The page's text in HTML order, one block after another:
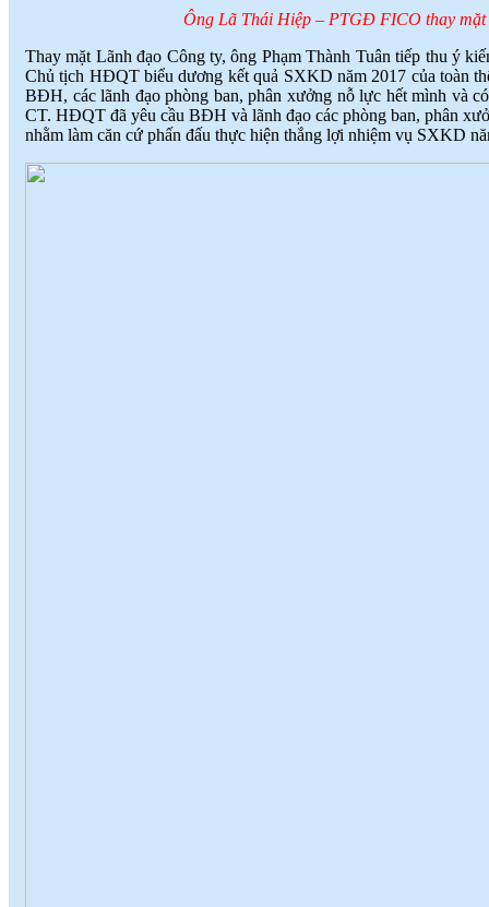
Ông Lã Thái Hiệp – PTGĐ FICO thay
Thay mặt Lãnh đạo Công ty, ông Phạm Thành Tuân tiếp thu ý
Chủ tịch HĐQT biểu dương kết quả SXKD năm 2017 của toàn
BĐH, các lãnh đạo phòng ban, phân xưởng nỗ lực hết mình và
CT. HĐQT đã yêu cầu BĐH và lãnh đạo các phòng ban, phân
nhằm làm căn cứ phấn đấu thực hiện thắng lợi nhiệm vụ SXKD